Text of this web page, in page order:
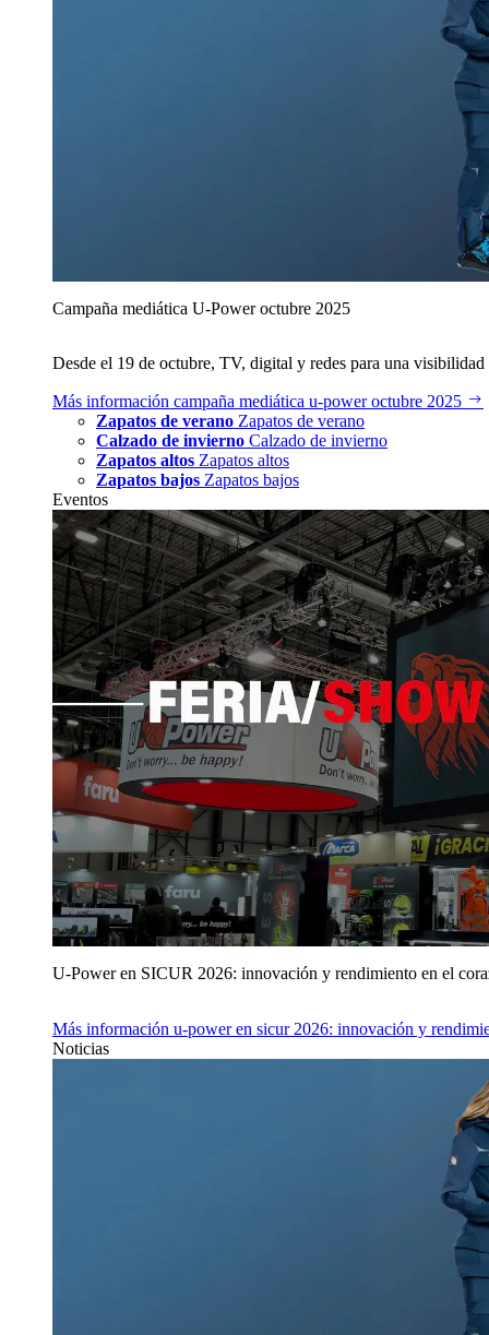
Campaña mediática U‑Power octubre 2025
Desde el 19 de octubre, TV, digital y redes para una
Más información campaña mediática u‑power octubre 2025
Zapatos de verano Zapatos de verano
Calzado de invierno Calzado de invierno
Zapatos altos Zapatos altos
Zapatos bajos Zapatos bajos
Eventos
U‑Power en SICUR 2026: innovación y rendimiento en el
Más información u‑power en sicur 2026: innovación y
Noticias